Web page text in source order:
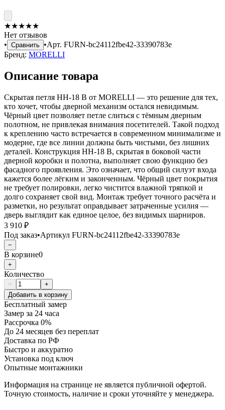
★★★★★
Нет отзывов
• Сравнить •Арт. FURN-bc24112fbe42-33390783e
Бренд: MORELLI
Описание товара
Скрытая петля HH-18 B от MORELLI — это решение для тех,
кто хочет, чтобы дверной механизм остался невидимым.
Чёрный цвет позволяет петле слиться с тёмным дверным
полотном, не привлекая внимания посетителей. Такой подход
к креплению часто встречается в современном минимализме и
модерне, где все линии должны быть чистыми, без лишних
деталей. Конструкция HH-18 B, скрытая в боковой части
дверной коробки и полотна, выполняет свою функцию без
фасадного проявления. Это означает, что общий силуэт входа
кажется более лёгким и законченным. Чёрный цвет покрытия
не требует полировки, легко чистится влажной тряпкой и
долго сохраняет свой вид. Монтаж требует точного расчёта и
разметки, но результат оправдывает затраченные усилия —
дверь выглядит как единое целое, без видимых шарниров.
3 910 ₽
Под заказ•Артикул FURN-bc24112fbe42-33390783e
−
В корзине0
+
Количество
−
+
Добавить в корзину
Бесплатный замер
Замер за 24 часа
Рассрочка 0%
До 24 месяцев без переплат
Доставка по РФ
Быстро и аккуратно
Установка под ключ
Опытные монтажники
Информация на странице не является публичной офертой.
Точную стоимость, наличие и сроки уточняйте у менеджера.